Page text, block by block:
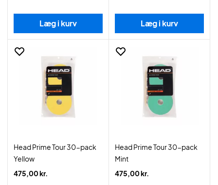
Læg i kurv Læg i kurv
Head Prime Tour 30-pack
Yellow
475,00 kr.
Head Prime Tour 30-pack
Mint
475,00 kr.